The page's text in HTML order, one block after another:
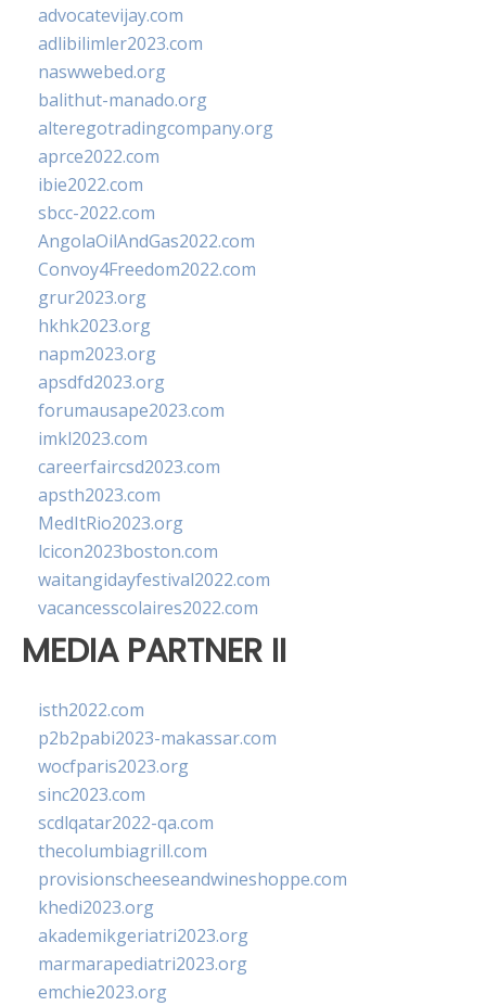
advocatevijay.com
adlibilimler2023.com
naswwebed.org
balithut-manado.org
alteregotradingcompany.org
aprce2022.com
ibie2022.com
sbcc-2022.com
AngolaOilAndGas2022.com
Convoy4Freedom2022.com
grur2023.org
hkhk2023.org
napm2023.org
apsdfd2023.org
forumausape2023.com
imkl2023.com
careerfaircsd2023.com
apsth2023.com
MedItRio2023.org
lcicon2023boston.com
waitangidayfestival2022.com
vacancesscolaires2022.com
MEDIA PARTNER II
isth2022.com
p2b2pabi2023-makassar.com
wocfparis2023.org
sinc2023.com
scdlqatar2022-qa.com
thecolumbiagrill.com
provisionscheeseandwineshoppe.com
khedi2023.org
akademikgeriatri2023.org
marmarapediatri2023.org
emchie2023.org